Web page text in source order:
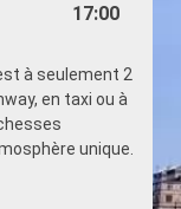
17:00
à seulement 2
en taxi ou à
unique.